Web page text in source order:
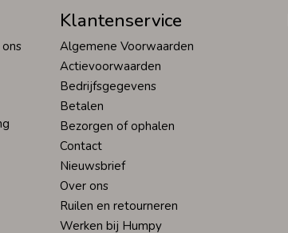
Klantenservice
Algemene Voorwaarden
Actievoorwaarden
Bedrijfsgegevens
Betalen
Bezorgen of ophalen
Contact
Nieuwsbrief
Over ons
Ruilen en retourneren
Werken bij Humpy